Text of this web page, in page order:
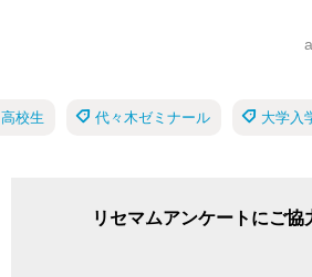
高校生 代々木ゼミナール 大学入
リセマムアンケートにご